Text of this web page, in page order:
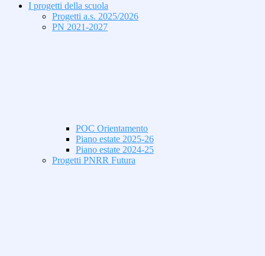
I progetti della scuola
Progetti a.s. 2025/2026
PN 2021-2027
POC Orientamento
Piano estate 2025-26
Piano estate 2024-25
Progetti PNRR Futura